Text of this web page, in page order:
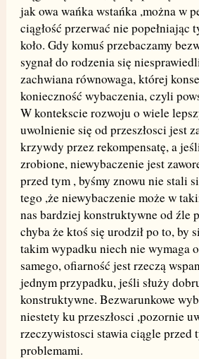
jak owa wańka wstańka ,można w
ciągłość przerwać nie popełniając
koło. Gdy komuś przebaczamy
sygnał do rodzenia się
zachwiana równowaga, której
konieczność wybaczenia, czyli
W kontekscie rozwoju o wiele
uwolnienie się od przeszłosci jest
krzywdy przez rekompensatę, a
zrobione, niewybaczenie jest
przed tym , byśmy znowu nie stali
tego ,że niewybaczenie może w
nas bardziej konstruktywne od źle
chyba że ktoś się urodził po to, by
takim wypadku niech nie wymaga
samego, ofiarność jest rzeczą
jednym przypadku, jeśli służy
konstruktywne. Bezwarunkowe
niestety ku przeszłosci ,pozornie
rzeczywistosci stawia ciągle przed
problemami.